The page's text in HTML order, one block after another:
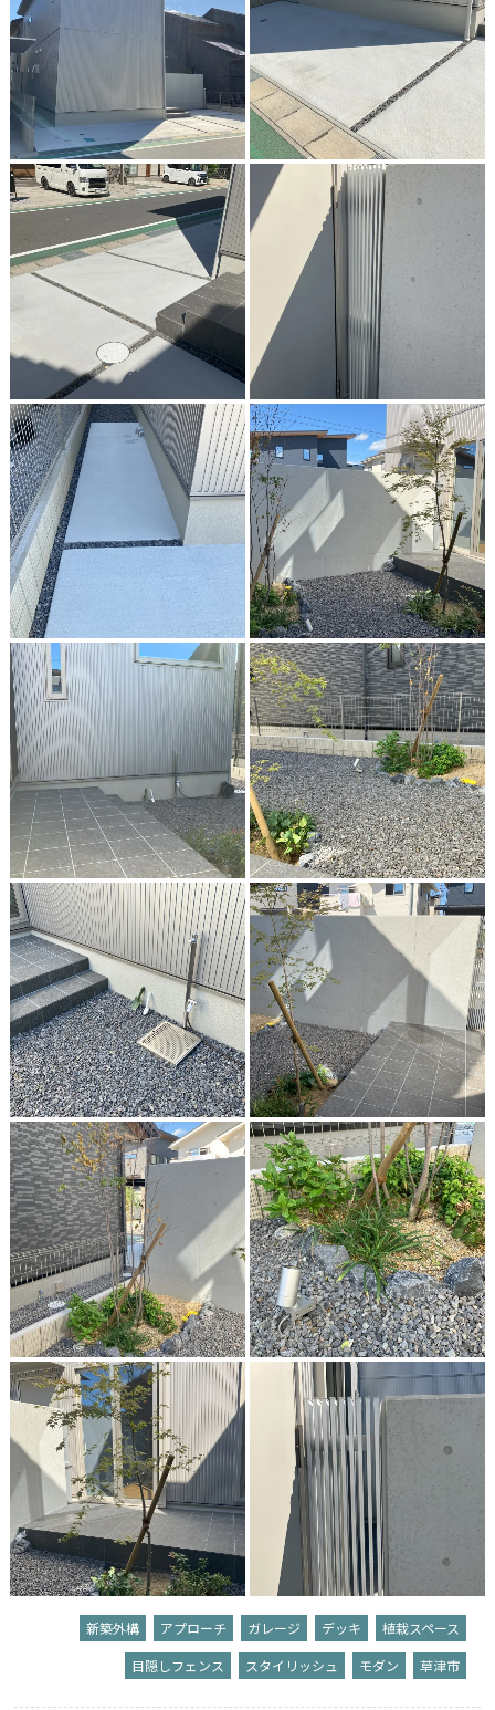
新築外構 アプローチ ガレージ デッキ
植栽スペース
目隠しフェンス
スタイリッシュ モダン 草津市